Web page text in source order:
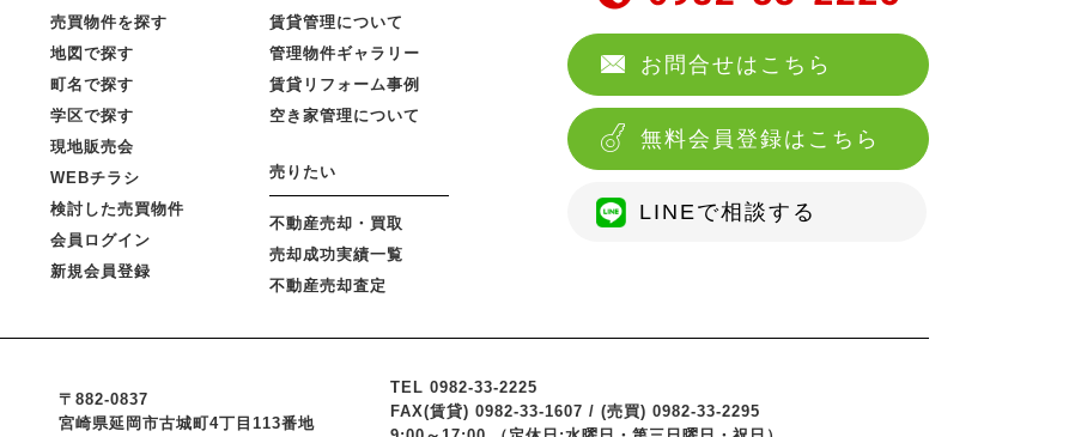
売買物件を探す
地図で探す
町名で探す
学区で探す
現地販売会
WEBチラシ
検討した売買物件
会員ログイン
新規会員登録
賃貸管理について
管理物件ギャラリー
賃貸リフォーム事例
空き家管理について
売りたい
不動産売却・買取
売却成功実績一覧
不動産売却査定
お問合せはこちら
無料会員登録はこちら
LINEで相談する
〒882-0837
宮崎県延岡市古城町4丁目113番地
TEL 0982-33-2225
FAX(賃貸) 0982-33-1607 / (売買) 0982-33-2295